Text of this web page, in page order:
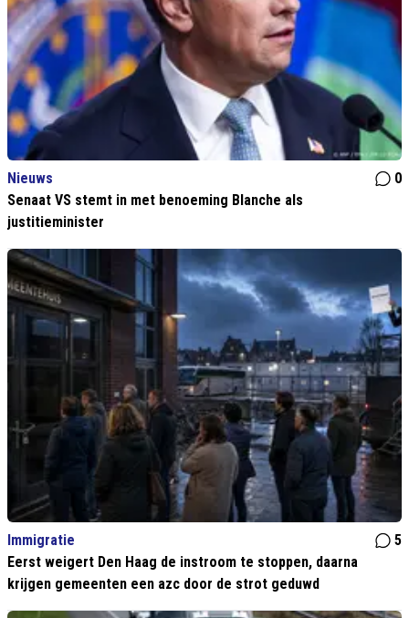
Nieuws
0
Senaat VS stemt in met benoeming Blanche als
justitieminister
Immigratie
5
Eerst weigert Den Haag de instroom te stoppen, daarna
krijgen gemeenten een azc door de strot geduwd